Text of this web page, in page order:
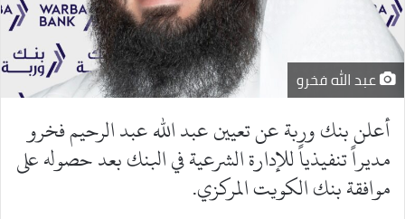
عبد الله فخرو
أعلن بنك وربة عن تعيين عبد الله عبد الرحيم فخرو
مديراً تنفيذياً للإدارة الشرعية في البنك بعد حصوله على
موافقة بنك الكويت المركزي.